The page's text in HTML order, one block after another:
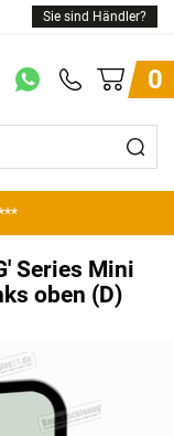
Sie sind Händler?
0
Series Mini
oben (D)